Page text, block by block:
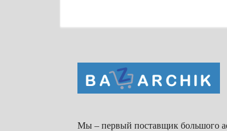
Мы – первый поставщик большого